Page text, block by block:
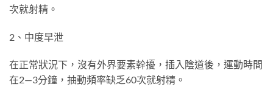
次就射精。
2、中度早泄
在正常狀況下，沒有外界要素幹擾，插入陰道後，運動時間
在2—3分鐘，抽動頻率缺乏60次就射精。